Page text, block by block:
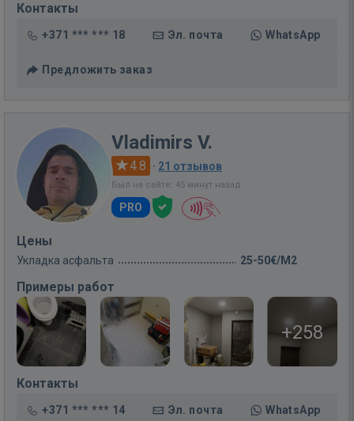
Контакты
+371 *** *** 18 Эл. почта WhatsApp
Предложить заказ
Vladimirs V.
4.8 · 21 отзывов
Был на сайте: 45 минут назад
PRO
Цены
Укладка асфальта 25-50€/M2
Примеры работ
+258
Контакты
+371 *** *** 14 Эл. почта WhatsApp